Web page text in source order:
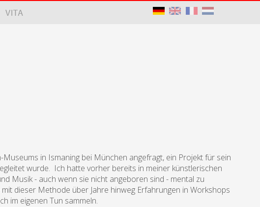
VITA
in Ismaning bei München angefragt, ein Projekt für sein
wurde. Ich hatte vorher bereits in meiner künstlerischen
Musik - auch wenn sie nicht angeboren sind - mental zu
dieser Methode über Jahre hinweg Erfahrungen in Workshops
im eigenen Tun sammeln.